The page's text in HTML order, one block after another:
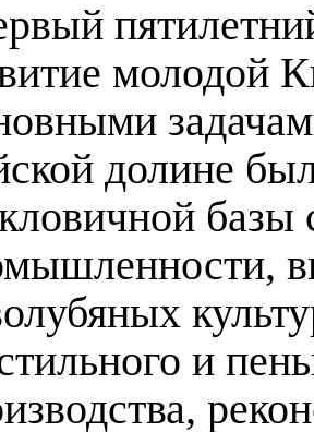
молодой
долине
базы
и